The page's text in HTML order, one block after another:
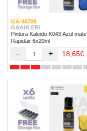
GA-46708
GAAHLERI
Pintura Kaleido K043 Azul mate.
Rapidair 6x20ml
– + 18,65€